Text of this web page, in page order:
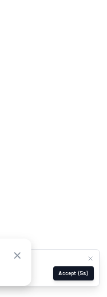
Accept (5s)